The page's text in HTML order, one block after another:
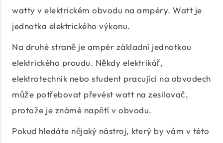
watty v elektrickém obvodu na ampéry. Watt je
jednotka elektrického výkonu.
Na druhé straně je ampér základní jednotkou
elektrického proudu. Někdy elektrikář,
elektrotechnik nebo student pracující na obvodech
může potřebovat převést watt na zesilovač,
protože je známé napětí v obvodu.
Pokud hledáte nějaký nástroj, který by vám v této